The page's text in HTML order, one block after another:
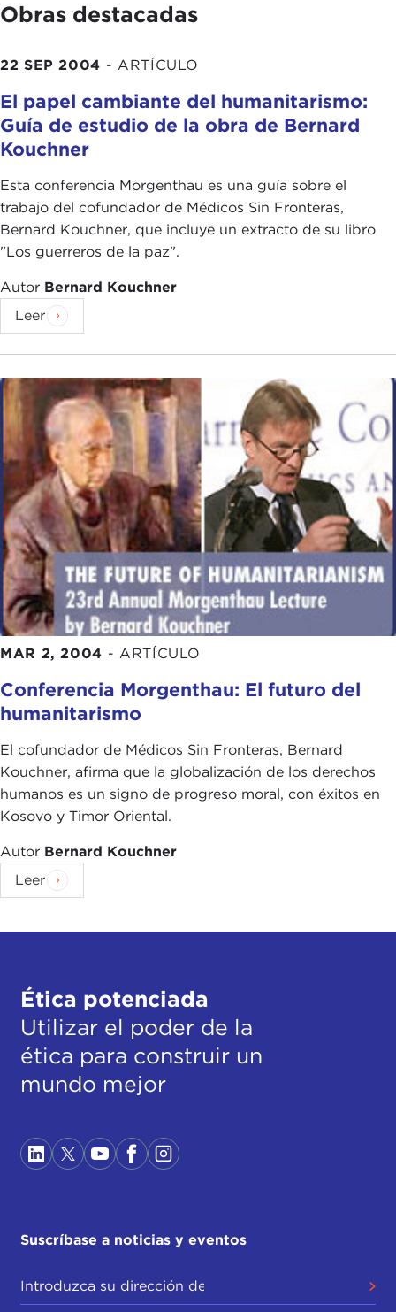
Obras destacadas
22 SEP 2004 - ARTÍCULO
El papel cambiante del humanitarismo:
Guía de estudio de la obra de Bernard
Kouchner
Esta conferencia Morgenthau es una guía sobre el
trabajo del cofundador de Médicos Sin Fronteras,
Bernard Kouchner, que incluye un extracto de su libro
"Los guerreros de la paz".
Autor Bernard Kouchner
Leer
MAR 2, 2004 - ARTÍCULO
Conferencia Morgenthau: El futuro del
humanitarismo
El cofundador de Médicos Sin Fronteras, Bernard
Kouchner, afirma que la globalización de los derechos
humanos es un signo de progreso moral, con éxitos en
Kosovo y Timor Oriental.
Autor Bernard Kouchner
Leer
Ética potenciada
Utilizar el poder de la
ética para construir un
mundo mejor
Suscríbase a noticias y eventos